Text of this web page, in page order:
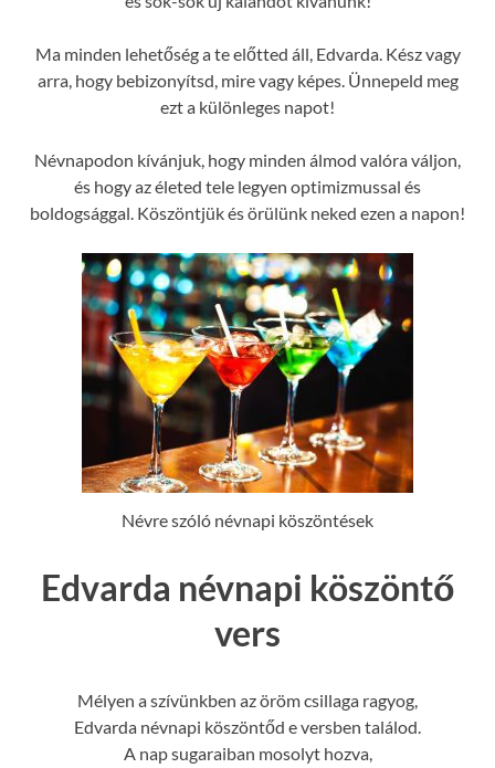
Ma minden lehetőség a te előtted áll, Edvarda. Kész vagy
arra, hogy bebizonyítsd, mire vagy képes. Ünnepeld meg
ezt a különleges napot!
Névnapodon kívánjuk, hogy minden álmod valóra váljon,
és hogy az életed tele legyen optimizmussal és
boldogsággal. Köszöntjük és örülünk neked ezen a napon!
Névre szóló névnapi köszöntések
Edvarda névnapi köszöntő
vers
Mélyen a szívünkben az öröm csillaga ragyog,
Edvarda névnapi köszöntőd e versben találod.
A nap sugaraiban mosolyt hozva,